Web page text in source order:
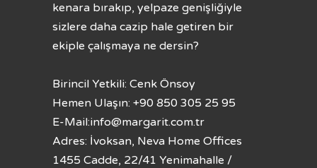
kenara bırakıp, yelpaze genişliğiyle
sizlere daha cazip hale getiren bir
ekiple çalışmaya ne dersin?
Birincil Yetkili: Cenk Önsoy
Hemen Ulaşın: +90 850 305 25 95
E-Mail:info@margarit.com.tr
Adres: İvoksan, Neva Home Offices
1455 Cadde, 22/41 Yenimahalle /